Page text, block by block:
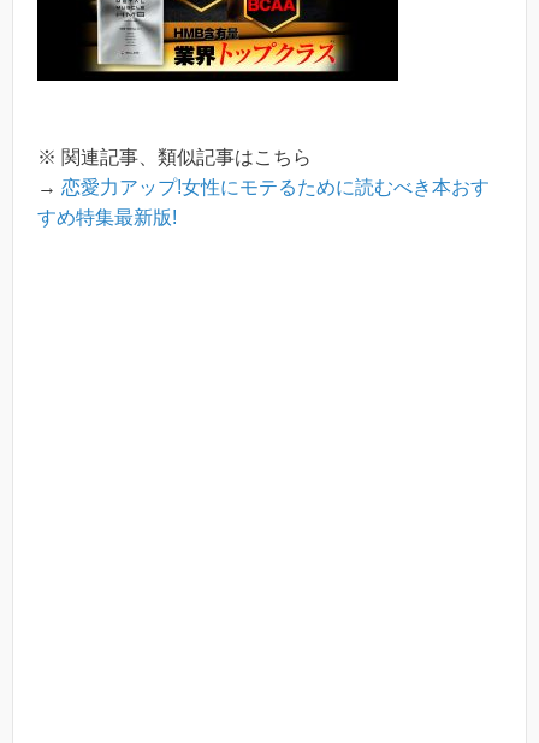
※ 関連記事、類似記事はこちら
→ 恋愛力アップ!女性にモテるために読むべき本おす
すめ特集最新版!